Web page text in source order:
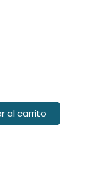
al carrito